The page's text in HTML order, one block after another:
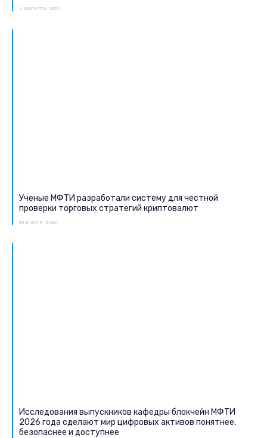
4 АВГУСТА, 2026
Ученые МФТИ разработали систему для честной
проверки торговых стратегий криптовалют
30 ИЮЛЯ, 2026
Исследования выпускников кафедры блокчейн МФТИ
2026 года сделают мир цифровых активов понятнее,
безопаснее и доступнее